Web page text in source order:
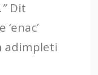
Dit
adimpleti